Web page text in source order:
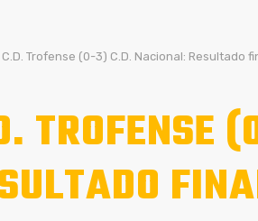
C.D. Trofense (0-3) C.D. Nacional: Resultado
TROFENSE